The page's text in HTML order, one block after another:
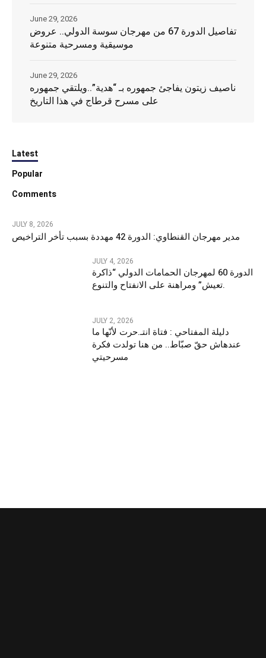
تفاصيل الدورة 67 من مهرجان سوسة الدولي.. عروض
موسيقية ومسرحية متنوعة
June 29, 2026
ناصيف زيتون يفاجئ جمهوره بـ “هدية”..ويلتقي جمهوره
على مسرح قرطاج في هذا التاريخ
June 29, 2026
Latest
Popular
Comments
JULY 8, 2026
مدير مهرجان القنطاوي: الدورة 42 مهددة بسبب تأخر التراخيص
JULY 4, 2026
الدورة 60 لمهرجان الحمامات الدولي “ذاكرة
تعيش” ومراهنة على الانفتاح والتنوع.
JULY 2, 2026
دليلة المفتاحي : فتاة انتـ.حرت لأنّها ما
عندهاش حقّ صبّاط.. من هنا تولدت فكرة
مسرحيتي